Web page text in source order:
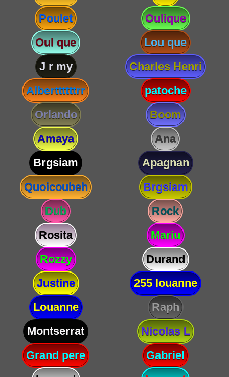
Poulet
Oulique
Oul que
Lou que
J r my
Charles Henri
Alberttttttrr
patoche
Orlando
Boom
Amaya
Ana
Brgsiam
Apagnan
Quoicoubeh
Brgsiam
Dub
Rock
Rosita
Mariu
Rozzy
Durand
Justine
255 louanne
Louanne
Raph
Montserrat
Nicolas L
Grand pere
Gabriel